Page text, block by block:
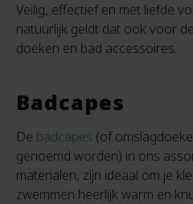
Veilig, effectief en met liefde
natuurlijk geldt dat ook voor
doeken en bad accessoires.
Badcapes
De badcapes (of
genoemd worden) in ons
materialen, zijn ideaal om je
zwemmen heerlijk warm en